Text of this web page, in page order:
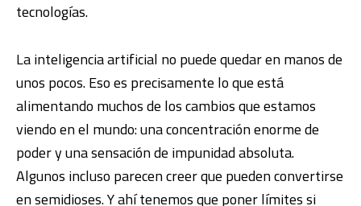
tecnologías.
La inteligencia artificial no puede quedar en manos de
unos pocos. Eso es precisamente lo que está
alimentando muchos de los cambios que estamos
viendo en el mundo: una concentración enorme de
poder y una sensación de impunidad absoluta.
Algunos incluso parecen creer que pueden convertirse
en semidioses. Y ahí tenemos que poner límites si